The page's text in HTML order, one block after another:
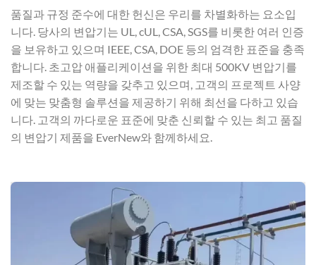
품질과 규정 준수에 대한 헌신은 우리를 차별화하는 요소입
니다. 당사의 변압기는 UL, cUL, CSA, SGS를 비롯한 여러 인증
을 보유하고 있으며 IEEE, CSA, DOE 등의 엄격한 표준을 충족
합니다. 초고압 애플리케이션을 위한 최대 500KV 변압기를
제조할 수 있는 역량을 갖추고 있으며, 고객의 프로젝트 사양
에 맞는 맞춤형 솔루션을 제공하기 위해 최선을 다하고 있습
니다. 고객의 까다로운 표준에 맞춘 신뢰할 수 있는 최고 품질
의 변압기 제품을 EverNew와 함께하세요.